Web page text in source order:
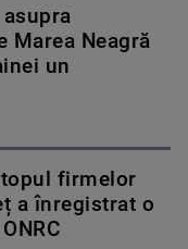
Neagră
un
firmelor
a înregistrat o